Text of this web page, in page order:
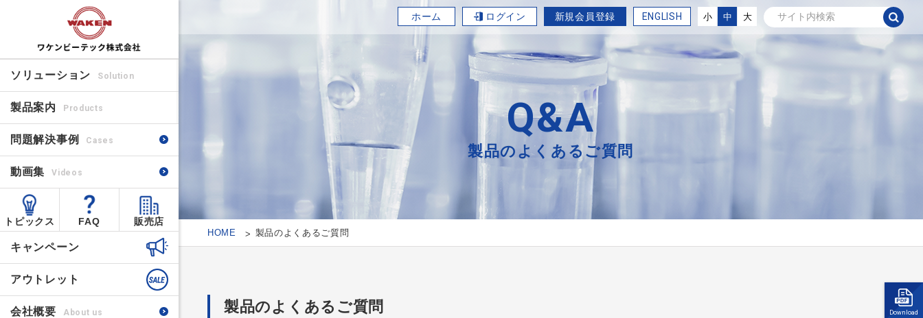
小 中 大
ENGLISH
ログイン 新規会員登録
ホーム
ソリューション Solution
製品案内 Products
問題解決事例 Cases
動画集 Videos
トピックス FAQ 販売店
キャンペーン
アウトレット
会社概要 About us
Q&A
製品のよくあるご質問
HOME 製品のよくあるご質問
製品のよくあるご質問 Download